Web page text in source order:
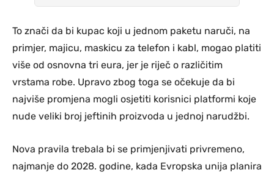
To znači da bi kupac koji u jednom paketu naruči, na
primjer, majicu, maskicu za telefon i kabl, mogao platiti
više od osnovna tri eura, jer je riječ o različitim
vrstama robe. Upravo zbog toga se očekuje da bi
najviše promjena mogli osjetiti korisnici platformi koje
nude veliki broj jeftinih proizvoda u jednoj narudžbi.
Nova pravila trebala bi se primjenjivati privremeno,
najmanje do 2028. godine, kada Evropska unija planira